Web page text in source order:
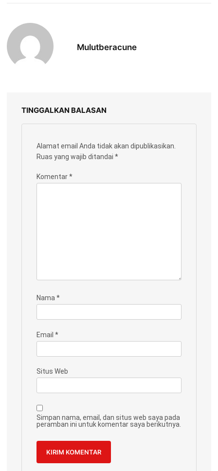
Mulutberacune
TINGGALKAN BALASAN
Alamat email Anda tidak akan dipublikasikan.
Ruas yang wajib ditandai *
Komentar*
Nama*
Email *
Situs Web
Simpan nama, email, dan situs web saya pada
peramban ini untuk komentar saya berikutnya.